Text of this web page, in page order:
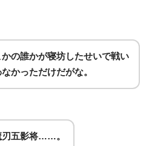
の誰かが寝坊したせいで戦い
かっただけだがな。
刃五影将……。